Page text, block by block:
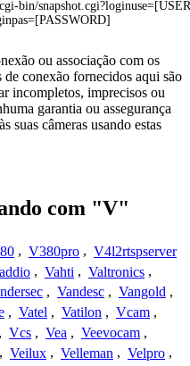
bin/
ou associação com os
conexão fornecidos aqui são
incompletos, imprecisos ou
garantia ou assegurança
suas câmeras usando estas
com "V"
, V380pro , V4l2rtspserver
, Vahti , Valtronics ,
, Vandesc , Vangold ,
, Vatel , Vatilon , Vcam ,
, Vcs , Vea , Veevocam ,
, Veilux , Velleman , Velpro ,